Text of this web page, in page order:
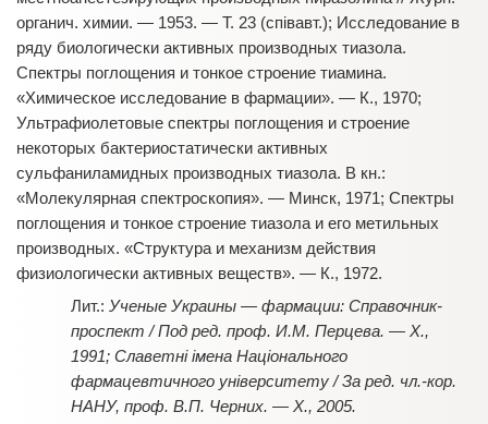
органич. химии. — 1953. — Т. 23 (співавт.); Исследование в
ряду биологически активных производных тиазола.
Спектры поглощения и тонкое строение тиамина.
«Химическое исследование в фармации». — К., 1970;
Ультрафиолетовые спектры поглощения и строение
некоторых бактериостатически активных
сульфаниламидных производных тиазола. В кн.:
«Молекулярная спектроскопия». — Минск, 1971; Спектры
поглощения и тонкое строение тиазола и его метильных
производных. «Структура и механизм действия
физиологически активных веществ». — К., 1972.
Ученые Украины — фармации: Справочник-
проспект / Под ред. проф. И.М. Перцева. — Х.,
1991; Славетні імена Національного
фармацевтичного університету / За ред. чл.-кор.
НАНУ, проф. В.П. Черних. — Х., 2005.